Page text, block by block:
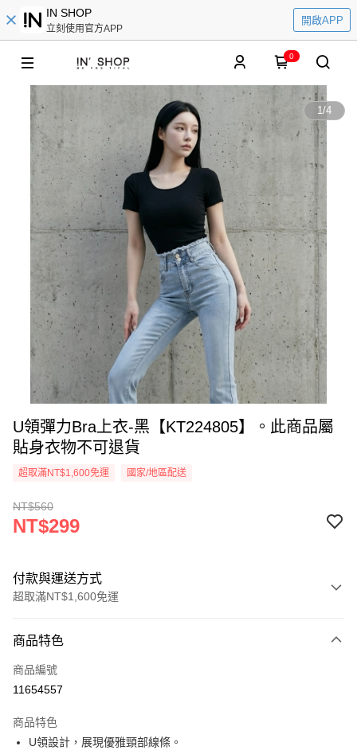
IN SHOP
立刻使用官方APP
開啟APP
0
1/4
U領彈力Bra上衣-黑【KT224805】。此商品屬
貼身衣物不可退貨
超取滿NT$1,600免運 國家/地區配送
NT$560
NT$299
付款與運送方式
超取滿NT$1,600免運
信用卡一次付款
超商取貨付款
Apple Pay
商品特色
商品編號
11654557
商品特色
U領設計，展現優雅頸部線條。